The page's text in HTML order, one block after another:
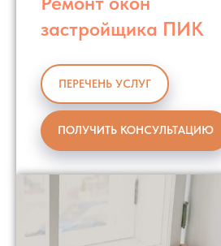
застройщика ПИК
ПЕРЕЧЕНЬ УСЛУГ
ПОЛУЧИТЬ КОНСУЛЬТАЦИЮ